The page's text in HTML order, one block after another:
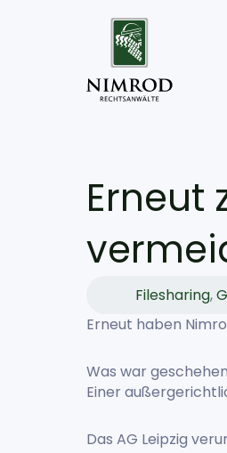
Erneut
Filesharing,
Erneut haben
Was war
Einer
Das AG Leipzig